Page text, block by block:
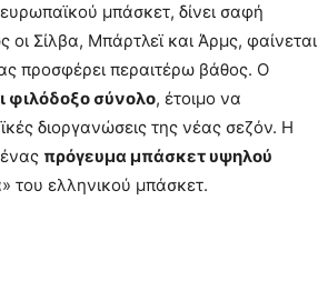
μπάσκετ, δίνει σαφή
Σίλβα, Μπάρτλεϊ και Άρμς, φαίνεται
προσφέρει περαιτέρω βάθος. Ο
φιλόδοξο σύνολο, έτοιμο να
διοργανώσεις της νέας σεζόν. Η
πρόγευμα μπάσκετ υψηλού
του ελληνικού μπάσκετ.